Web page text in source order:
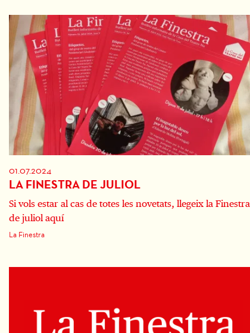
01.07.2024
LA FINESTRA DE JULIOL
Si vols estar al cas de totes les novetats, llegeix la Finestra
de juliol aquí
La Finestra